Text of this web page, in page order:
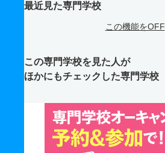
最近見た専門学校
この機能をOFF
この専門学校を見た人が
ほかにもチェックした専門学校